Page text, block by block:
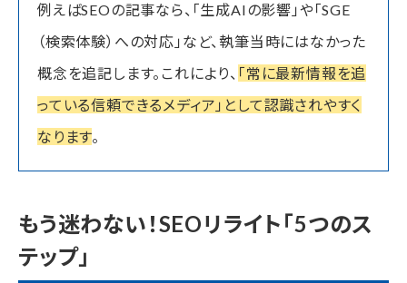
例えばSEOの記事なら、「生成AIの影響」や「SGE
（検索体験）への対応」など、執筆当時にはなかった
概念を追記します。これにより、 「常に最新情報を追
っている信頼できるメディア」として認識されやすく
なります。
もう迷わない！SEOリライト「5つのス
テップ」